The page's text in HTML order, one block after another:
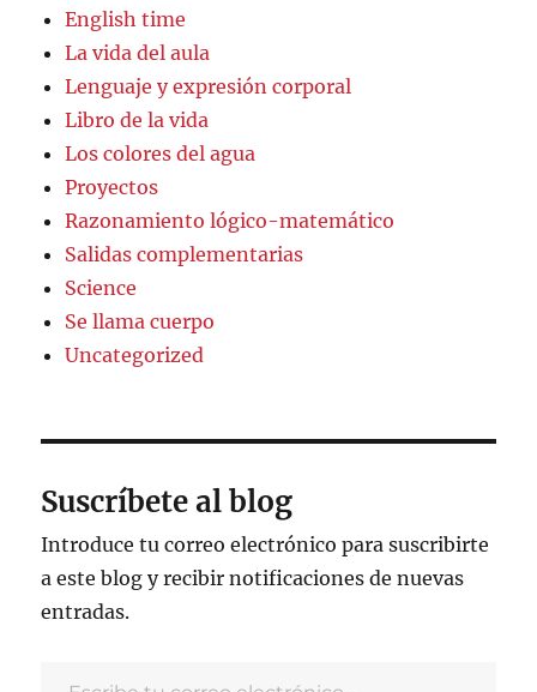
English time
La vida del aula
Lenguaje y expresión corporal
Libro de la vida
Los colores del agua
Proyectos
Razonamiento lógico-matemático
Salidas complementarias
Science
Se llama cuerpo
Uncategorized
Suscríbete al blog
Introduce tu correo electrónico para suscribirte
a este blog y recibir notificaciones de nuevas
entradas.